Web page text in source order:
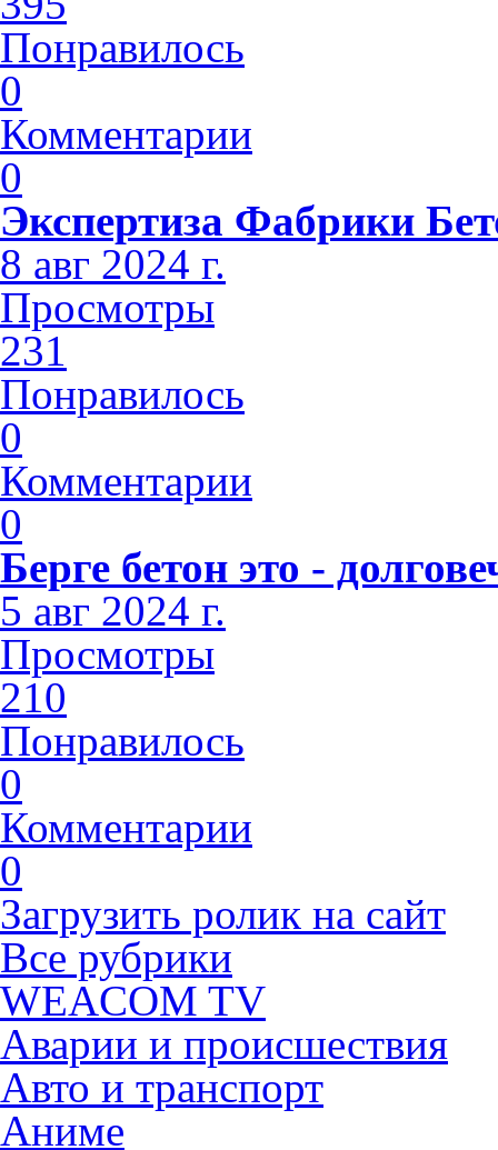
Понравилось
0
Комментарии
0
Экспертиза Фабрики
8 авг 2024 г.
Просмотры
231
Понравилось
0
Комментарии
0
Берге бетон это -
5 авг 2024 г.
Просмотры
210
Понравилось
0
Комментарии
0
Загрузить ролик на сайт
Все рубрики
WEACOM TV
Аварии и происшествия
Авто и транспорт
Аниме